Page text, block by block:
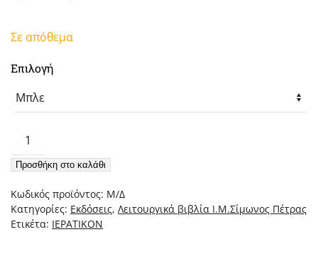
Σε απόθεμα
Επιλογή
Ιερατικόν
Β'
–
Θεία
Λειτουργία
Προσθήκη στο καλάθι
Κωδικός προϊόντος: Μ/Δ
Κατηγορίες: Εκδόσεις, Λειτουργικά βιβλία Ι.Μ.Σίμωνος Πέτρας
Ετικέτα: ΙΕΡΑΤΙΚΟΝ